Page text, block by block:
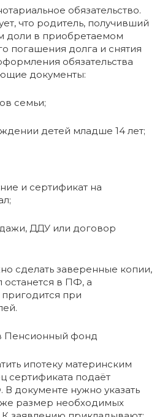
обязательство.
что родитель, получивший
доли в приобретаемом
погашения долга и снятия
обязательства
документы:
семьи;
детей младше 14 лет;
и сертификат на
ДДУ или договор
сделать заверенные копии,
останется в ПФ, а
при
Пенсионный фонд
ипотеку материнским
сертификата подаёт
документе нужно указать
размер необходимых